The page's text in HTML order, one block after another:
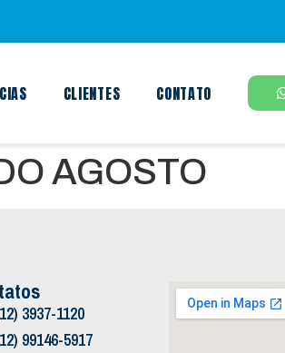
CLIENTES CONTATO
AGOSTO
3937-1120
99146-5917